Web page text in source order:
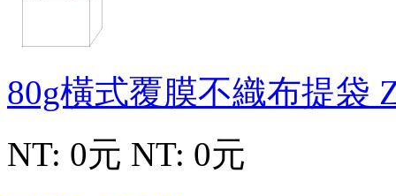
80g橫式覆膜不織布提袋
NT: 0元 NT: 0元